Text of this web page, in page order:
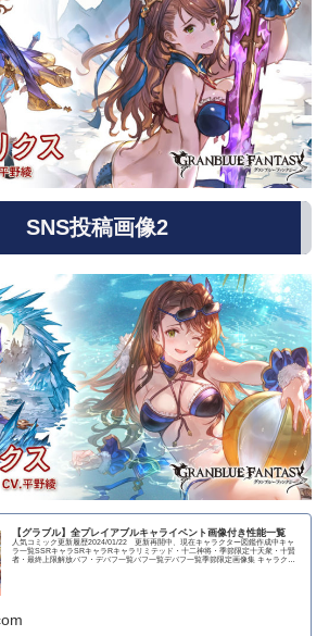
SNS投稿画像2
【グラブル】全プレイアブルキャライベント画像付き性能一覧
人気コミック更新履歴2024/01/22 更新再開中、現在キャラクター図鑑作成中キャ
ラ一覧SSRキャラSRキャラRキャラリミテッド・十二神将・季節限定十天衆・十賢
者・最終上限解放バフ・デバフ一覧バフ一覧デバフ一覧季節限定画像集 キャラクタ